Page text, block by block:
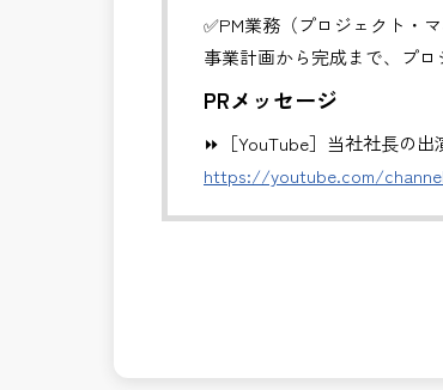
✅PM業務（プロジェクト・マ
事業計画から完成まで、プロ
・全体スケジュール・事業費
・CM・設計・施工フェーズ
・関係機関・住民・行政と
・事業推進に関する意思決
公共事業を統括する中核ポ
✅PM業務の魅力
PRメッセージ
⏩［YouTube］当社社長の出
https://youtube.com/